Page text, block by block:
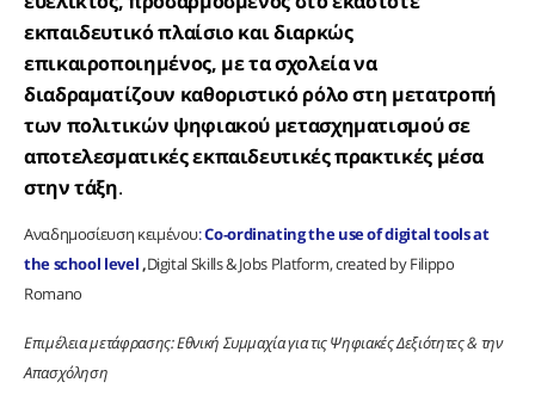
εκπαιδευτικό πλαίσιο και διαρκώς
επικαιροποιημένος, με τα σχολεία να
διαδραματίζουν καθοριστικό ρόλο στη μετατροπή
των πολιτικών ψηφιακού μετασχηματισμού σε
αποτελεσματικές εκπαιδευτικές πρακτικές μέσα
στην τάξη.
Αναδημοσίευση κειμένου:Co‑ordinating the use of digital tools at
the school level,Digital Skills & Jobs Platform, created by Filippo
Romano
Επιμέλεια μετάφρασης: Εθνική Συμμαχία για τις Ψηφιακές Δεξιότητες & την
Απασχόληση